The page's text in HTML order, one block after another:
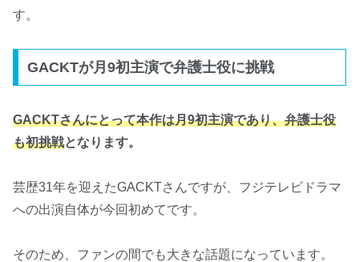
す。
GACKTが月9初主演で弁護士役に挑戦
GACKTさんにとって本作は月9初主演であり、弁護士役
も初挑戦となります。
芸歴31年を迎えたGACKTさんですが、フジテレビドラマ
への出演自体が今回初めてです。
そのため、ファンの間でも大きな話題になっています。